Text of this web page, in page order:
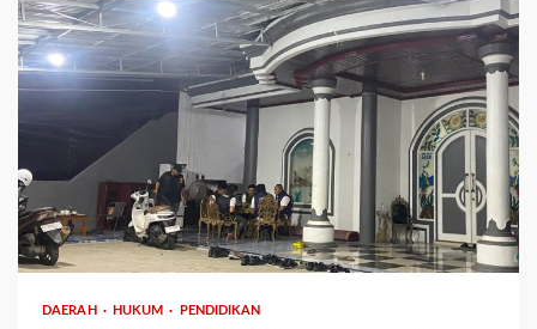
3 min read
DAERAH HUKUM PENDIDIKAN